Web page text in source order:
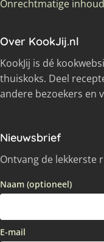
Onrechtmatige
Over KookJij.nl
KookJij is dé
thuiskoks. Deel
andere bezoekers en
Nieuwsbrief
Ontvang de lekkerste
Naam (optioneel)
E-mail